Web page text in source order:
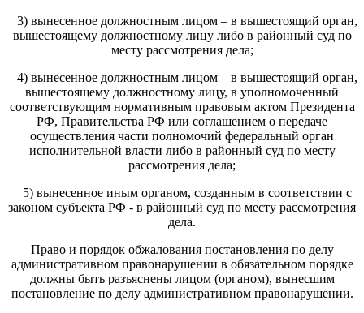
3) вынесенное должностным лицом – в вышестоящий орган,
вышестоящему должностному лицу либо в районный суд по
месту рассмотрения дела;
4) вынесенное должностным лицом – в вышестоящий орган,
вышестоящему должностному лицу, в уполномоченный
соответствующим нормативным правовым актом Президента
РФ, Правительства РФ или соглашением о передаче
осуществления части полномочий федеральный орган
исполнительной власти либо в районный суд по месту
рассмотрения дела;
5) вынесенное иным органом, созданным в соответствии с
законом субъекта РФ - в районный суд по месту рассмотрения
дела.
Право и порядок обжалования постановления по делу
административном правонарушении в обязательном порядке
должны быть разъяснены лицом (органом), вынесшим
постановление по делу административном правонарушении.